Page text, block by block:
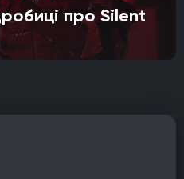
про Silent